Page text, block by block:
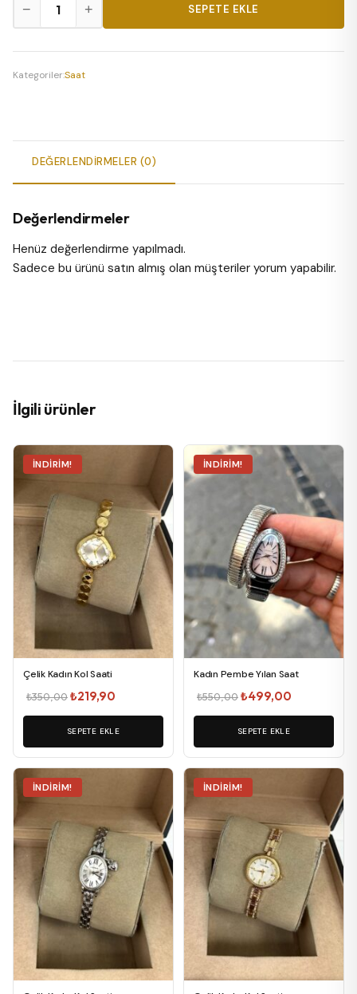
₺259,90.
Kadın
Kol
− + SEPETE EKLE
Kategoriler:Saat
DEĞERLENDIRMELER (0)
Değerlendirmeler
Henüz değerlendirme yapılmadı.
Sadece bu ürünü satın almış olan müşteriler yorum yapabilir.
İlgili ürünler
İNDIRIM!
Çelik Kadın Kol Saati
₺350,00Orijinal
fiyat:
₺350,00.
₺219,90
andaki
fiyat:
₺219,90.
SEPETE EKLE
İNDIRIM!
Kadın Pembe Yılan Saat
₺550,00Orijinal
fiyat:
₺550,00.
₺499,00
andaki
₺499,00.
SEPETE EKLE
İNDIRIM! İNDIRIM!